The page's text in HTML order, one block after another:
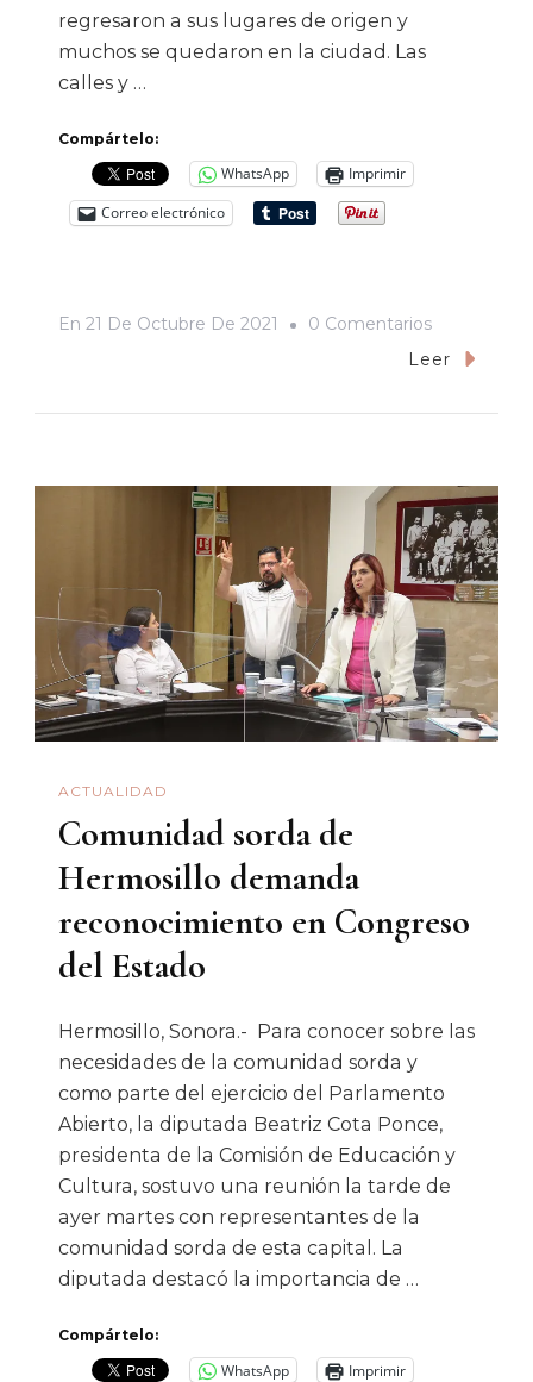
regresaron a sus lugares de origen y
muchos se quedaron en la ciudad. Las
calles y …
Compártelo:
WhatsApp
Imprimir
Correo electrónico
En 21 De Octubre De 2021 0 ComentariosEn
Hermosillo
Del
Sur,
2ª
Parte
Leer
ACTUALIDAD
Comunidad sorda de
Hermosillo demanda
reconocimiento en Congreso
del Estado
Hermosillo, Sonora.- Para conocer sobre las
necesidades de la comunidad sorda y
como parte del ejercicio del Parlamento
Abierto, la diputada Beatriz Cota Ponce,
presidenta de la Comisión de Educación y
Cultura, sostuvo una reunión la tarde de
ayer martes con representantes de la
comunidad sorda de esta capital. La
diputada destacó la importancia de …
Compártelo:
WhatsApp
Imprimir